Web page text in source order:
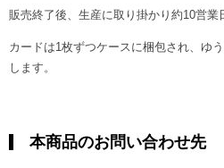
販売終了後、生産に取り掛かり約10営業
カードは1枚ずつケースに梱包され、ゆ
します。
本商品のお問い合わせ先